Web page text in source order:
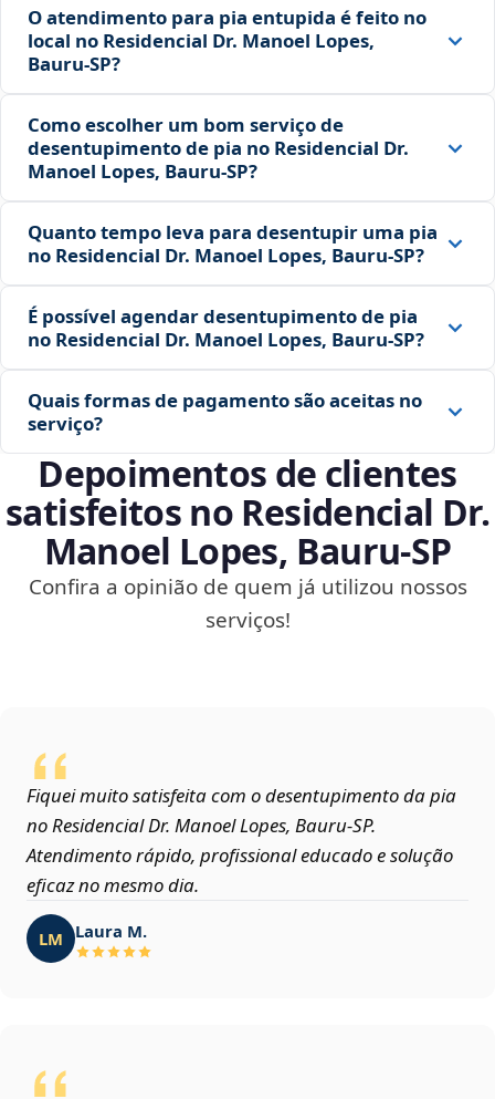
O atendimento para pia entupida é feito no
local no Residencial Dr. Manoel Lopes,
Bauru‑SP?
Como escolher um bom serviço de
desentupimento de pia no Residencial Dr.
Manoel Lopes, Bauru‑SP?
Quanto tempo leva para desentupir uma pia
no Residencial Dr. Manoel Lopes, Bauru‑SP?
É possível agendar desentupimento de pia
no Residencial Dr. Manoel Lopes, Bauru‑SP?
Quais formas de pagamento são aceitas no
serviço?
Depoimentos de clientes
satisfeitos no Residencial Dr.
Manoel Lopes, Bauru‑SP
Confira a opinião de quem já utilizou nossos
serviços!
Fiquei muito satisfeita com o desentupimento da pia
no Residencial Dr. Manoel Lopes, Bauru‑SP.
Atendimento rápido, profissional educado e solução
eficaz no mesmo dia.
LM Laura M.